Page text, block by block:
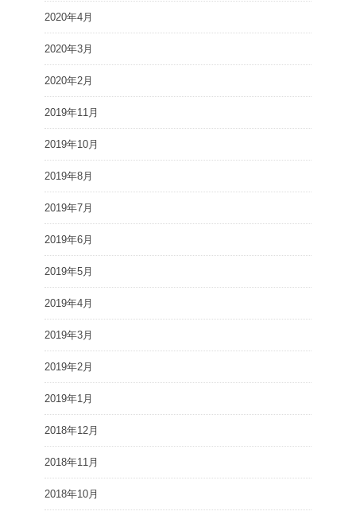
2020年4月
2020年3月
2020年2月
2019年11月
2019年10月
2019年8月
2019年7月
2019年6月
2019年5月
2019年4月
2019年3月
2019年2月
2019年1月
2018年12月
2018年11月
2018年10月